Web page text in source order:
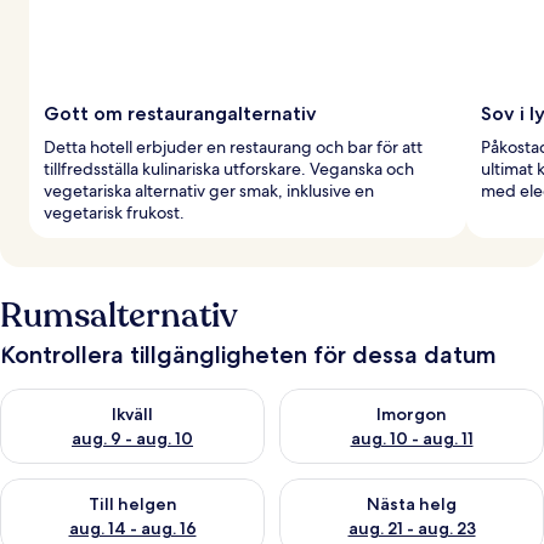
Gott om restaurangalternativ
Detta hotell erbjuder en restaurang och bar för att
tillfredsställa kulinariska utforskare. Veganska och
vegetariska alternativ ger smak, inklusive en
vegetarisk frukost.
Sov i
ultimat
med
Rumsalternativ
Kontrollera tillgängligheten för dessa datum
Ikväll
aug. 9 - aug. 10
Kontrollera tillgängligheten för ikväll aug. 9 - aug. 10
Imorgon
aug. 10 - aug. 11
Kontrollera tillgängligheten
Till helgen
aug. 14 - aug. 16
Kontrollera tillgängligheten för den här helgen aug. 14 - aug.
Nästa helg
aug. 21 - aug. 23
Kontrollera tillgängligheten